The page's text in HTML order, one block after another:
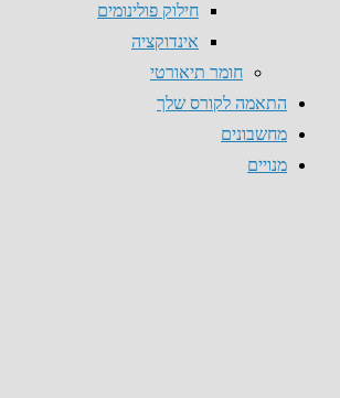
חילוק פולינומים
אינדוקציה
חומר תיאורטי
התאמה לקורס שלך
מחשבונים
מנויים